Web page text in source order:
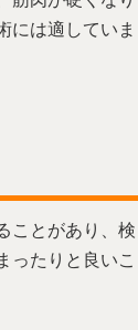
には適していま
ことがあり、検
ったりと良いこ